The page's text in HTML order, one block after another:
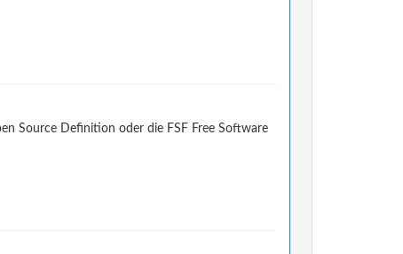
Source Definition oder die FSF Free Software